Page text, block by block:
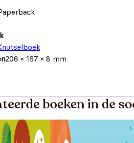
206 × 167 × 8 mm
boeken in de